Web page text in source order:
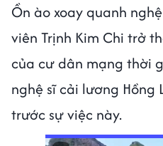
Ồn ào xoay quanh
viên Trịnh Kim Chi trở
của cư dân mạng thời
nghệ sĩ cải lương Hồng
trước sự việc này.